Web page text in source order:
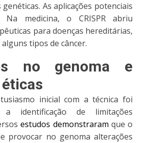
As aplicações potenciais
Na medicina, o CRISPR abriu
para doenças hereditárias,
tipos de câncer.
no genoma e
inicial com a técnica foi
identificação de limitações
estudos demonstraram que o
provocar no genoma alterações